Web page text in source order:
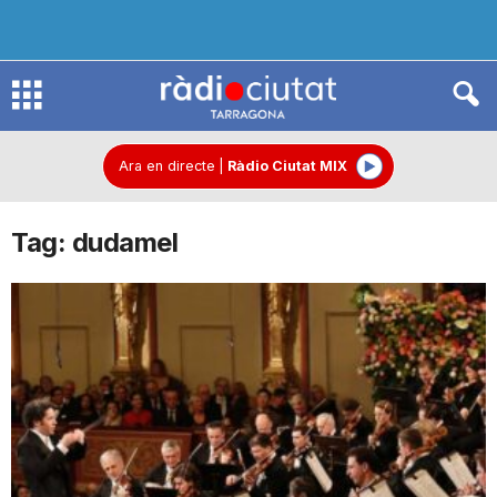
R
d
o
C
Ara en directe Ràdio Ciutat MIX
Tag: dudamel